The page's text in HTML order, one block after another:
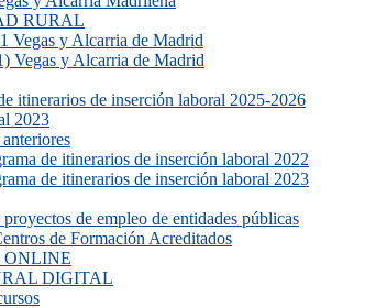
RURAL
Vegas y Alcarria de Madrid
Vegas y Alcarria de Madrid
itinerarios de inserción laboral 2025-2026
2023
de itinerarios de inserción laboral 2022
de itinerarios de inserción laboral 2023
de empleo de entidades públicas
de Formación Acreditados
ONLINE
DIGITAL